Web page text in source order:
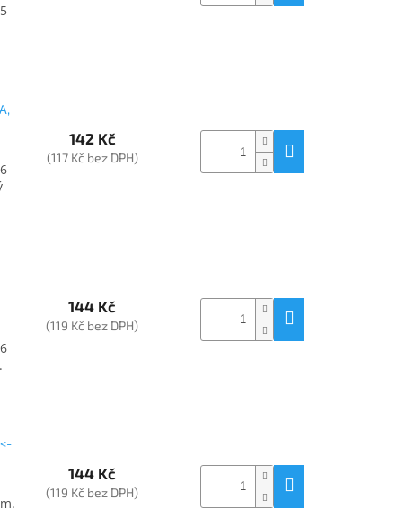
142 Kč
(117 Kč bez DPH)
144 Kč
(119 Kč bez DPH)
144 Kč
(119 Kč bez DPH)